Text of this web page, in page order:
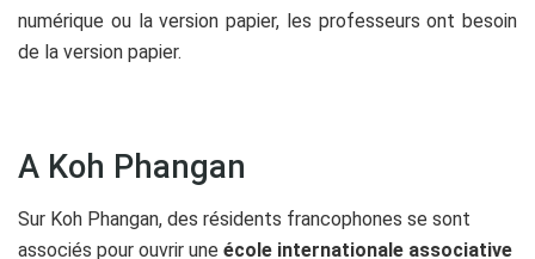
numérique ou la version papier, les professeurs ont besoin
de la version papier.
A Koh Phangan
Sur Koh Phangan, des résidents francophones se sont
associés pour ouvrir une école internationale associative